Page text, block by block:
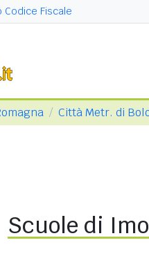
Codice Fiscale
Città Metr. di
Scuole di